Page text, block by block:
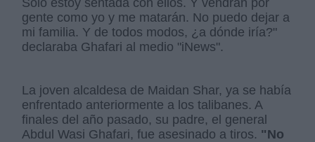
Solo estoy sentada con ellos. Y vendrán por
gente como yo y me matarán. No puedo dejar a
mi familia. Y de todos modos, ¿a dónde iría?"
declaraba Ghafari al medio "iNews".
La joven alcaldesa de Maidan Shar, ya se había
enfrentado anteriormente a los talibanes. A
finales del año pasado, su padre, el general
Abdul Wasi Ghafari, fue asesinado a tiros. "No